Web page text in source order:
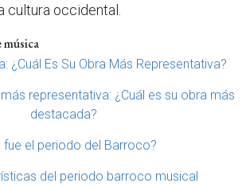
cultura occidental.
¿Cuál Es Su Obra Más Representativa?
representativa: ¿Cuál es su obra más
destacada?
fue el periodo del Barroco?
del periodo barroco musical